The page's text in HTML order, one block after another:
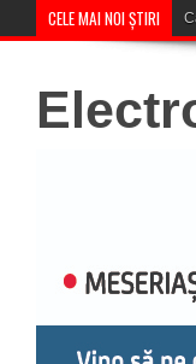
CELE MAI NOI ȘTIRI